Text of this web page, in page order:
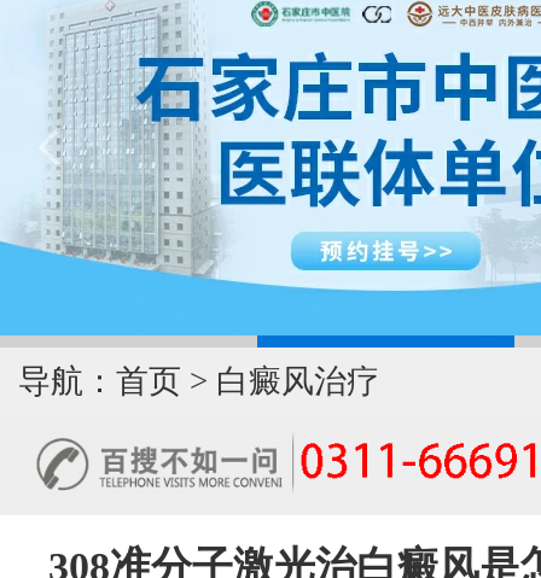
导航： 首页 > 白癜风治疗
308准分子激光治白癜风是